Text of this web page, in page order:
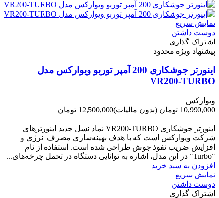
نمایش سریع
دوست داشتن
اشتراک گذاری
پیشنهاد ویژه محدود
اینورتر جوشکاری 200 آمپر توربو ویوارکس مدل
VR200-TURBO
ویوارکس
10,990,000 تومان
(بدون مالیات)12,500,000 تومان
اینورتر جوشکاری VR200-TURBO نماد نسل جدید اینورترهای
شرکت ویوارکس است که با هدف بهینه‌سازی مصرف انرژی و
افزایش ضریب نفوذ جوش طراحی شده است. استفاده از نام
"Turbo" در این مدل، اشاره به توانایی دستگاه در تحمل چرخه‌های...
افزودن به سبد خرید
نمایش سریع
دوست داشتن
اشتراک گذاری